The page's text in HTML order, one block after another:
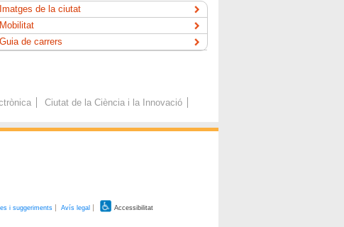
Imatges de la ciutat
Mobilitat
Guia de carrers
Ciutat de la Ciència i la Innovació
i suggeriments Avís legal Accessibilitat